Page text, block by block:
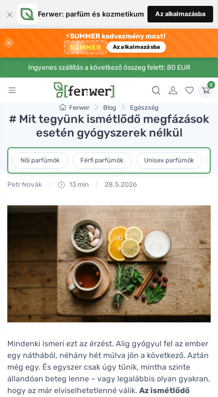
× Ferwer: parfüm és kozmetikum Az alkalmazásba
×
⚡SUMMER kedvezmény most!
SUMMER Az alkalmazásba
Ingyenes szállítás a következő összeg felett: 80 EUR
0
Ferwer Blog Egészség
# Mit tegyünk ismétlődő megfázások
esetén gyógyszerek nélkül
Női parfümök Férfi parfümök Unisex parfümök
Petr Novák 13 min 28.5.2026
Mindenki ismeri ezt az érzést. Alig gyógyul fel az ember
egy náthából, néhány hét múlva jön a következő. Aztán
még egy. És egyszer csak úgy tűnik, mintha szinte
állandóan beteg lenne – vagy legalábbis olyan gyakran,
hogy az már elviselhetetlenné válik. Az ismétlődő